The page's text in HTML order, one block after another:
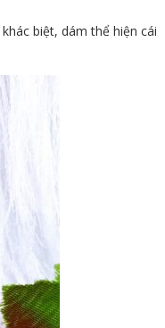
biệt, dám thể hiện cái